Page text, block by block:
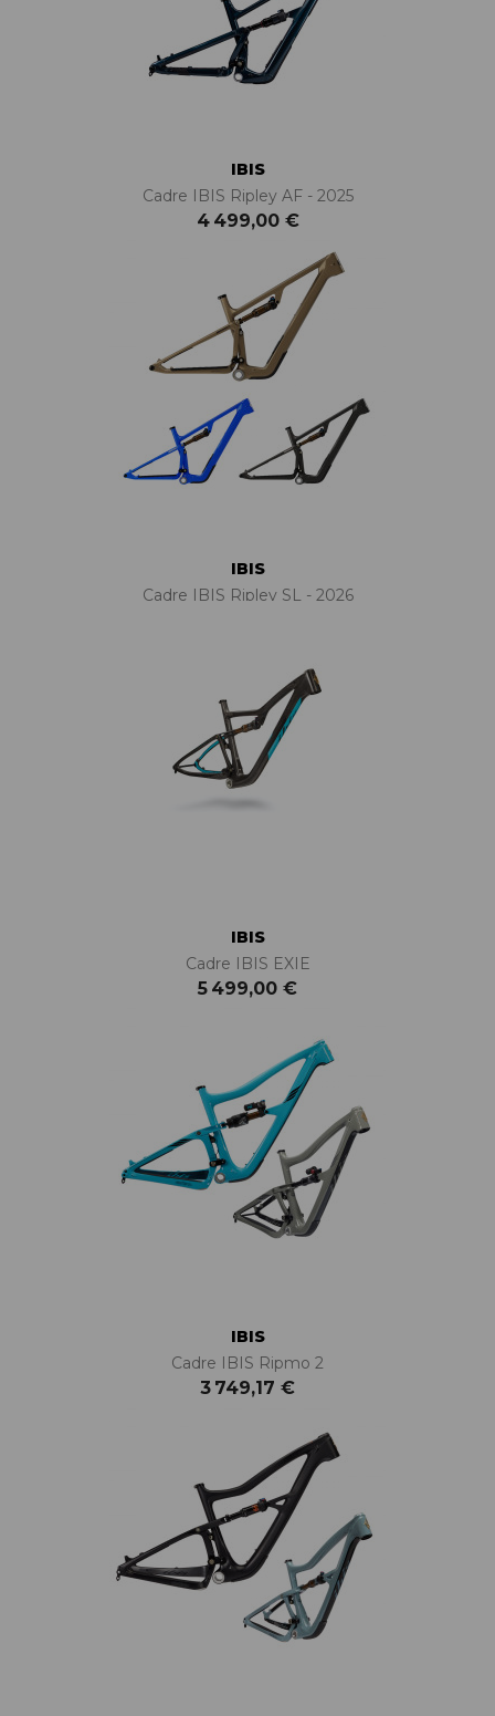
IBIS
Cadre IBIS Ripley AF - 2025
4 499,00 €
IBIS
Cadre IBIS Ripley SL - 2026
IBIS
Cadre IBIS EXIE
5 499,00 €
IBIS
Cadre IBIS Ripmo 2
3 749,17 €